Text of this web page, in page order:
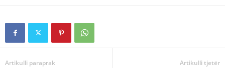
Artikulli paraprak Artikulli tjetër